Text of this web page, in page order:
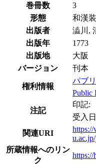
巻冊数
3
形態
和漢装
出版者
澁川,
出版年
1773
出版地
大阪
バージョン
刊本
権利情報
パブ
Public
注記
印記:
受入
関連URI
所蔵情報へのリン
ク
https://